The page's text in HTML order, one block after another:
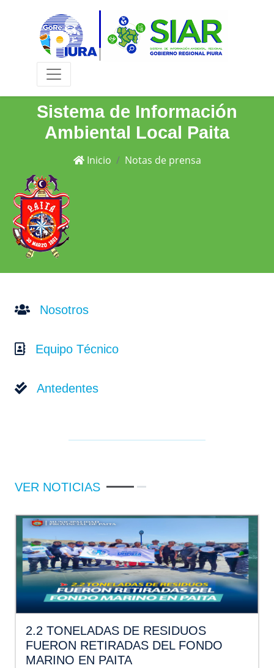
Sistema de Información
Ambiental Local Paita
Inicio Notas de prensa
Nosotros
Equipo Técnico
Antedentes
VER NOTICIAS
2.2 TONELADAS DE RESIDUOS
FUERON RETIRADAS DEL FONDO
MARINO EN PAITA